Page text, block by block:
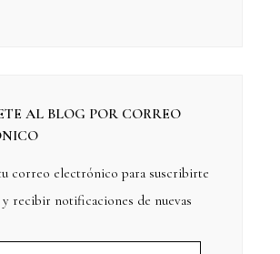
AL BLOG POR CORREO
correo electrónico para suscribirte
y recibir notificaciones de nuevas